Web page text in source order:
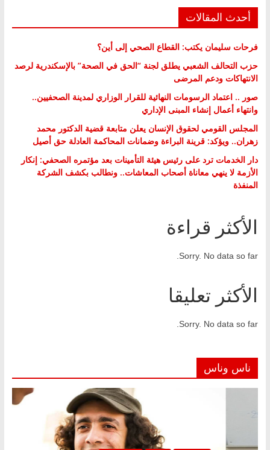
أحدث المقالات
فرحات سليمان يكتب: القطاع الصحي إلى أين؟
حزب التحالف الشعبي يطلق لجنة “الحق في الصحة” بالإسكندرية لرصد
الانتهاكات ودعم المرضى
صور .. اعتماد الرسومات النهائية للقرار الوزاري لمدينة الصحفيين..
وانتهاء أعمال إنشاء المبنى الإداري
المجلس القومي لحقوق الإنسان يعلن متابعة قضية الدكتور محمد
زهران.. ويؤكد: قرينة البراءة وضمانات المحاكمة العادلة حق أصيل
دار الخدمات ترد على رئيس هيئة التأمينات بعد مؤتمره الصحفي: إنكار
الأزمة لا ينهي معاناة أصحاب المعاشات.. ونطالب بكشف الشركة
المنفذة
الأكثر قراءة
Sorry. No data so far.
الأكثر تعليقا
Sorry. No data so far.
ناس وناس